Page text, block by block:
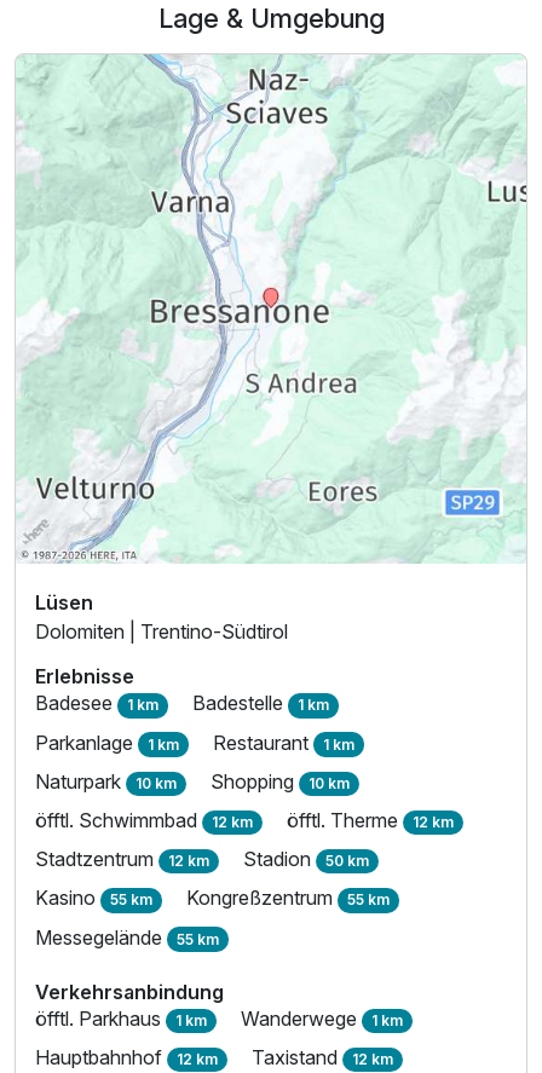
Lage & Umgebung
Lüsen
Dolomiten | Trentino-Südtirol
Erlebnisse
Badesee 1 km Badestelle 1 km
Parkanlage 1 km Restaurant 1 km
Naturpark 10 km Shopping 10 km
öfftl. Schwimmbad 12 km öfftl. Therme 12 km
Stadtzentrum 12 km Stadion 50 km
Kasino 55 km Kongreßzentrum 55 km
Messegelände 55 km
Verkehrsanbindung
öfftl. Parkhaus 1 km Wanderwege 1 km
Hauptbahnhof 12 km Taxistand 12 km